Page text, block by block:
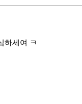
하세여 ㅋ